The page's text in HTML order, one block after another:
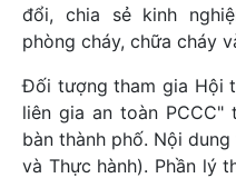
đổi, chia sẻ kinh
phòng cháy, chữa cháy
Đối tượng tham gia Hội
liên gia an toàn PCCC"
bàn thành phố. Nội
và Thực hành). Phần lý